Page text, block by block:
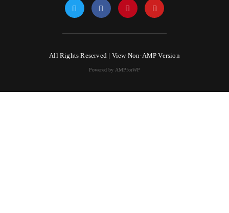
All Rights Reserved | View Non-AMP Version
Powered by AMPforWP